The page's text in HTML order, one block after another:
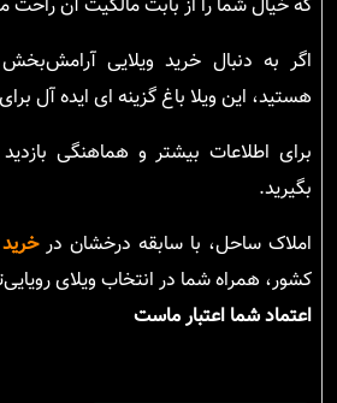
که خیال شما را از بابت مالکیت آن راحت
اگر به دنبال خرید ویلایی
هستید، این ویلا باغ گزینه ای ایده آل
برای اطلاعات بیشتر و هماهنگی
بگیرید.
املاک ساحل، با سابقه درخشان در
کشور، همراه شما در انتخاب ویلای
اعتماد شما اعتبار ماست